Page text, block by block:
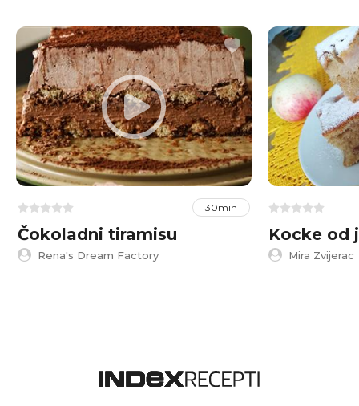
30min
Čokoladni tiramisu
Rena's Dream Factory
Kocke od
Mira Zvijerac